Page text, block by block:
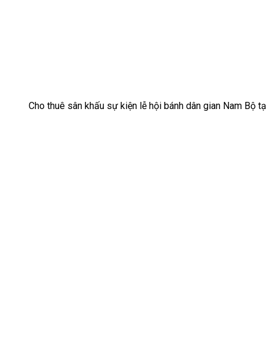
Cho thuê sân khấu sự kiện lễ hội bánh dân gian Nam Bộ